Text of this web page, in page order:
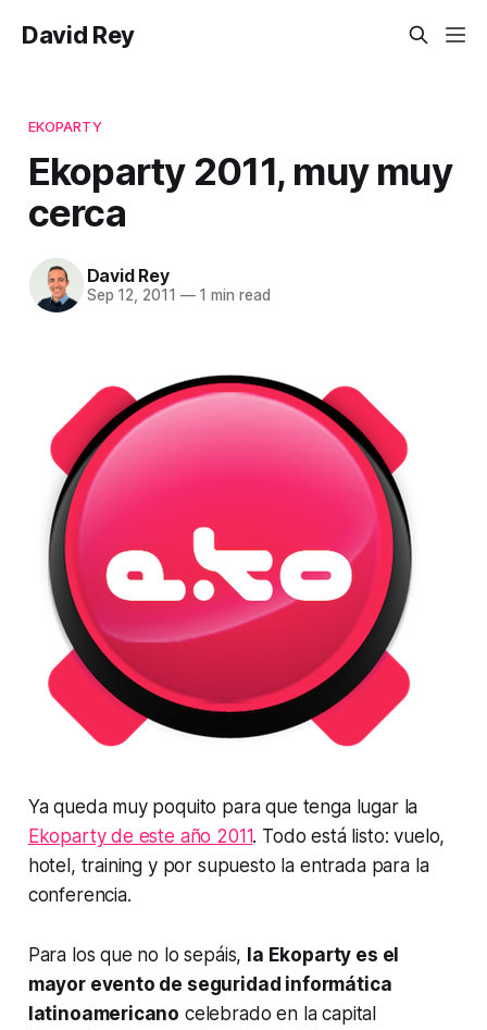
David Rey
EKOPARTY
Ekoparty 2011, muy muy
cerca
David Rey
Sep 12, 2011 —1 min read
Ya queda muy poquito para que tenga lugar la
Ekoparty de este año 2011. Todo está listo: vuelo,
hotel, training y por supuesto la entrada para la
conferencia.
Para los que no lo sepáis, la Ekoparty es el
mayor evento de seguridad informática
latinoamericano celebrado en la capital